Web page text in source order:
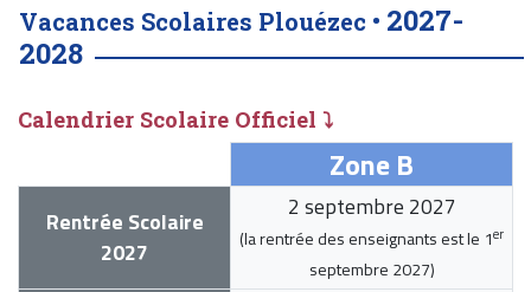
Vacances Scolaires Plouézec • 2027-
2028
Calendrier Scolaire Officiel ⤵
Zone B
Rentrée Scolaire
2027
2 septembre 2027
(la rentrée des enseignants est le 1er
septembre 2027)